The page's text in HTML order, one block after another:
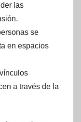
las
se
en espacios
a través de la